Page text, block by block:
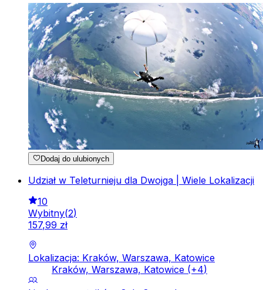
Dodaj do ulubionych
Udział w Teleturnieju dla Dwojga | Wiele Lokalizacji
10
Wybitny(2)
157,99 zł
Lokalizacja: Kraków, Warszawa, Katowice
Kraków, Warszawa, Katowice (+4)